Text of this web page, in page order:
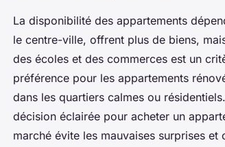
La disponibilité des appartements
le centre-ville, offrent plus de biens,
des écoles et des commerces est un
préférence pour les appartements
dans les quartiers calmes ou
décision éclairée pour acheter un
marché évite les mauvaises surprises et